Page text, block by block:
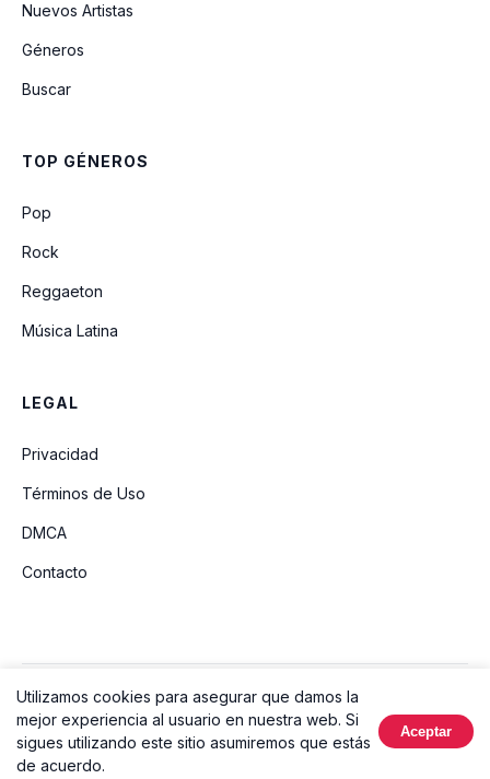
Nuevos Artistas
Géneros
Buscar
TOP GÉNEROS
Pop
Rock
Reggaeton
Música Latina
LEGAL
Privacidad
Términos de Uso
DMCA
Contacto
© 2026 Ouvir Música. Todos los derechos reservados.
Hecho con
Utilizamos cookies para asegurar que damos la
mejor experiencia al usuario en nuestra web. Si
sigues utilizando este sitio asumiremos que estás
de acuerdo.
Aceptar